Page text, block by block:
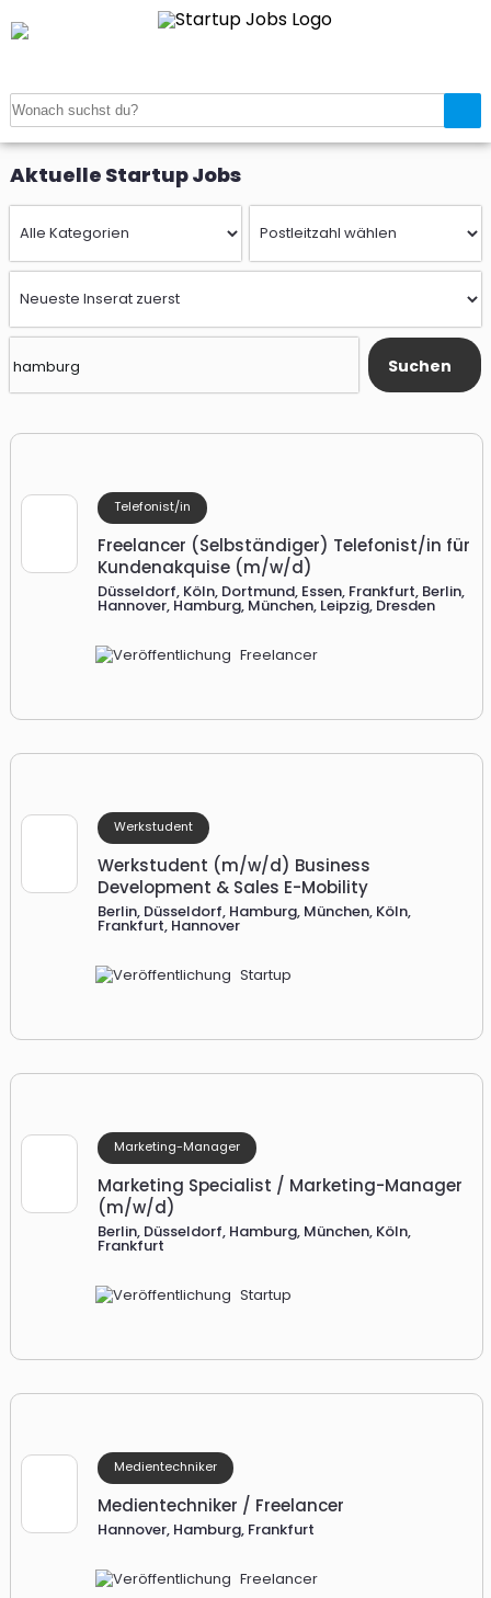
Aktuelle Startup Jobs
Telefonist/in
Freelancer (Selbständiger) Telefonist/in für
Kundenakquise (m/w/d)
Düsseldorf, Köln, Dortmund, Essen, Frankfurt, Berlin,
Hannover, Hamburg, München, Leipzig, Dresden
Freelancer
Werkstudent
Werkstudent (m/w/d) Business
Development & Sales E-Mobility
Berlin, Düsseldorf, Hamburg, München, Köln,
Frankfurt, Hannover
Startup
Marketing-Manager
Marketing Specialist / Marketing-Manager
(m/w/d)
Berlin, Düsseldorf, Hamburg, München, Köln,
Frankfurt
Startup
Medientechniker
Medientechniker / Freelancer
Hannover, Hamburg, Frankfurt
Freelancer